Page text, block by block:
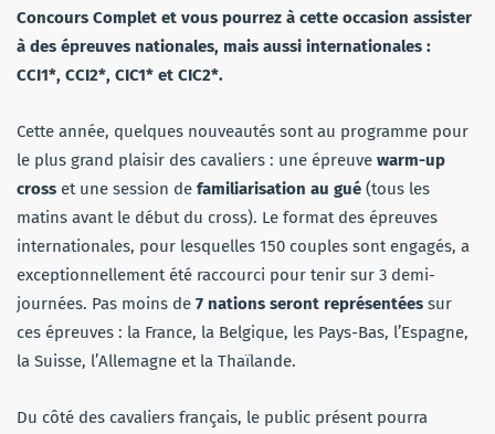
Concours Complet et vous pourrez à cette occasion assister
à des épreuves nationales, mais aussi internationales :
CCI1*, CCI2*, CIC1* et CIC2*.
Cette année, quelques nouveautés sont au programme pour
le plus grand plaisir des cavaliers : une épreuve warm-up
cross et une session de familiarisation au gué (tous les
matins avant le début du cross). Le format des épreuves
internationales, pour lesquelles 150 couples sont engagés, a
exceptionnellement été raccourci pour tenir sur 3 demi-
journées. Pas moins de 7 nations seront représentées sur
ces épreuves : la France, la Belgique, les Pays-Bas, l’Espagne,
la Suisse, l’Allemagne et la Thaïlande.
Du côté des cavaliers français, le public présent pourra